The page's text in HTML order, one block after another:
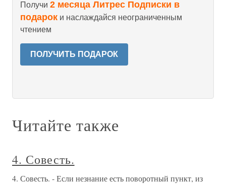
Получи 2 месяца Литрес Подписки в
подарок и наслаждайся неограниченным
чтением
ПОЛУЧИТЬ ПОДАРОК
Читайте также
4. Совесть.
4. Совесть. - Если незнание есть поворотный пункт, из